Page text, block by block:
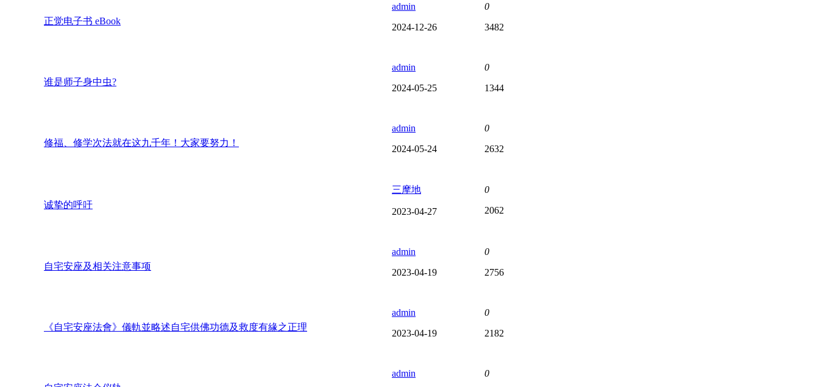
正觉电子书 eBook
admin
2024-12-26
0
3482
谁是师子身中虫?
admin
2024-05-25
0
1344
修福、修学次法就在这九千年！大家要努力！
admin
2024-05-24
0
2632
诚挚的呼吁
三摩地
2023-04-27
0
2062
自宅安座及相关注意事项
admin
2023-04-19
0
2756
《自宅安座法會》儀軌並略述自宅供佛功德及救度有緣之正理
admin
2023-04-19
0
2182
admin
0